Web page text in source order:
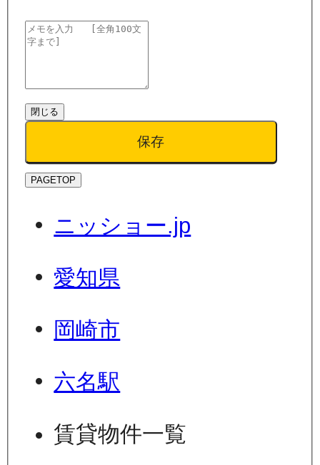
閉じる
保存
PAGETOP
ニッショー.jp
愛知県
岡崎市
六名駅
賃貸物件一覧